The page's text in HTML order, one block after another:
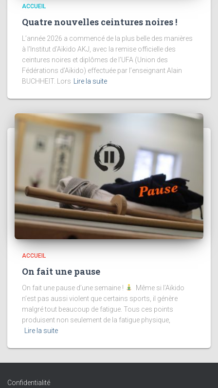
ACCUEIL
Quatre nouvelles ceintures noires !
L’année 2026 a commencé de la plus belle des manières
à l’Institut d’Aïkido AKJ, avec la remise officielle des
ceintures noires et diplômes de l’UFA (Union des
Fédérations d’Aïkido) effectuée par l’enseignant Alain
BUCHHEIT. Lors
Lire la suite
ACCUEIL
On fait une pause
On fait une pause d’une semaine !
Même si l’Aïkido
n’est pas aussi violent que certains sports, il génère
malgré tout beaucoup de fatigue. Tous ces points
produisent non seulement de la fatigue physique,
Lire la suite
Confidentialité